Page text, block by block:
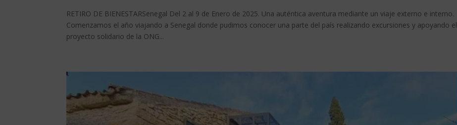
RETIRO DE BIENESTARSenegal Del 2 al 9 de Enero de 2025. Una auténtica aventura mediante un viaje externo e interno.
Comenzamos el año viajando a Senegal donde pudimos conocer una parte del país realizando excursiones y apoyando el
proyecto solidario de la ONG...